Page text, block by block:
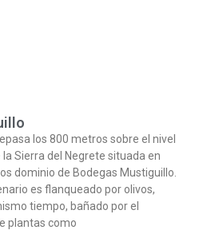
los 800 metros sobre el nivel
la Sierra del Negrete situada en
dominio de Bodegas Mustiguillo.
es flanqueado por olivos,
tiempo, bañado por el
plantas como